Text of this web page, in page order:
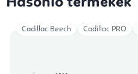
Cadillac Beech Cadillac PRO